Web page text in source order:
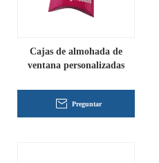
Cajas de almohada de
ventana personalizadas
Preguntar